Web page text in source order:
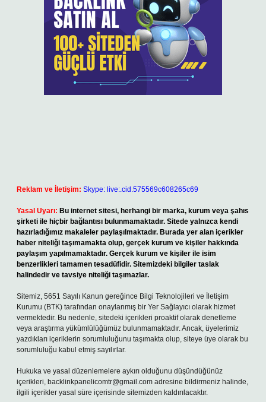
Reklam ve İletişim: Skype: live:.cid.575569c608265c69
Yasal Uyarı: Bu internet sitesi, herhangi bir marka, kurum veya şahıs
şirketi ile hiçbir bağlantısı bulunmamaktadır. Sitede yalnızca kendi
hazırladığımız makaleler paylaşılmaktadır. Burada yer alan içerikler
haber niteliği taşımamakta olup, gerçek kurum ve kişiler hakkında
paylaşım yapılmamaktadır. Gerçek kurum ve kişiler ile isim
benzerlikleri tamamen tesadüfidir. Sitemizdeki bilgiler taslak
halindedir ve tavsiye niteliği taşımazlar.
Sitemiz, 5651 Sayılı Kanun gereğince Bilgi Teknolojileri ve İletişim
Kurumu (BTK) tarafından onaylanmış bir Yer Sağlayıcı olarak hizmet
vermektedir. Bu nedenle, sitedeki içerikleri proaktif olarak denetleme
veya araştırma yükümlülüğümüz bulunmamaktadır. Ancak, üyelerimiz
yazdıkları içeriklerin sorumluluğunu taşımakta olup, siteye üye olarak bu
sorumluluğu kabul etmiş sayılırlar.
Hukuka ve yasal düzenlemelere aykırı olduğunu düşündüğünüz
içerikleri, backlinkpanelicomtr@gmail.com adresine bildirmeniz halinde,
ilgili içerikler yasal süre içerisinde sitemizden kaldırılacaktır.